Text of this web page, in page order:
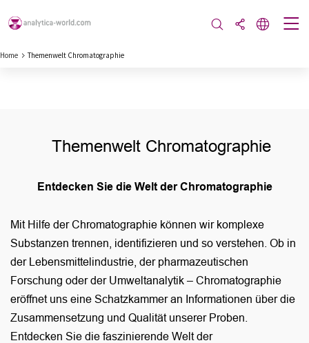
Home Themenwelt Chromatographie
Themenwelt Chromatographie
Entdecken Sie die Welt der Chromatographie
Mit Hilfe der Chromatographie können wir komplexe
Substanzen trennen, identifizieren und so verstehen. Ob in
der Lebensmittelindustrie, der pharmazeutischen
Forschung oder der Umweltanalytik – Chromatographie
eröffnet uns eine Schatzkammer an Informationen über die
Zusammensetzung und Qualität unserer Proben.
Entdecken Sie die faszinierende Welt der